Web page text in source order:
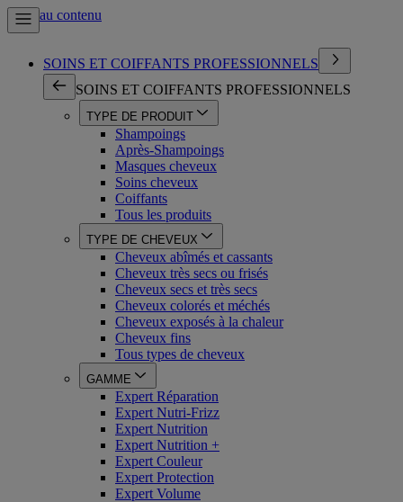
Aller au contenu
SOINS ET COIFFANTS PROFESSIONNELS
SOINS ET COIFFANTS PROFESSIONNELS
TYPE DE PRODUIT
Shampoings
Après-Shampoings
Masques cheveux
Soins cheveux
Coiffants
Tous les produits
TYPE DE CHEVEUX
Cheveux abîmés et cassants
Cheveux très secs ou frisés
Cheveux secs et très secs
Cheveux colorés et méchés
Cheveux exposés à la chaleur
Cheveux fins
Tous types de cheveux
GAMME
Expert Réparation
Expert Nutri-Frizz
Expert Nutrition
Expert Nutrition +
Expert Couleur
Expert Protection
Expert Volume